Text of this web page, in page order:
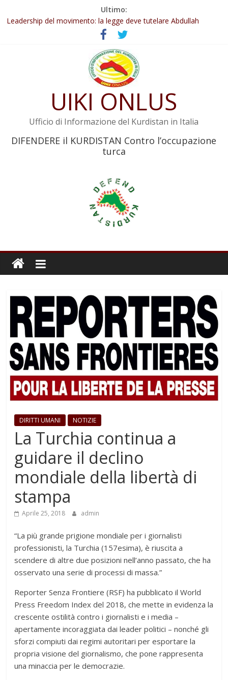
Ultimo:
Abdullah Öcalan: Le legge negativa deve essere trasformata in
Leadership del movimento: la legge deve tutelare Abdullah
Öcalan e l’intero movimento
Commissione donne del KNK: Şengal è di nuovo sotto minaccia
Non tenere conto della situazione di Rêber Apo ostacolerebbe
Il KNK chiede un’azione internazionale contro i crimini di guerra
UIKI ONLUS
Ufficio di Informazione del Kurdistan in Italia
DIFENDERE il KURDISTAN Contro l’occupazione
turca
DIRITTI UMANI NOTIZIE
La Turchia continua a
guidare il declino
mondiale della libertà di
stampa
Aprile 25, 2018 admin
“La più grande prigione mondiale per i giornalisti
professionisti, la Turchia (157esima), è riuscita a
scendere di altre due posizioni nell’anno passato, che ha
osservato una serie di processi di massa.”
Reporter Senza Frontiere (RSF) ha pubblicato il World
Press Freedom Index del 2018, che mette in evidenza la
crescente ostilità contro i giornalisti e i media –
apertamente incoraggiata dai leader politici – nonché gli
sforzi compiuti dai regimi autoritari per esportare la
propria visione del giornalismo, che pone rappresenta
una minaccia per le democrazie.